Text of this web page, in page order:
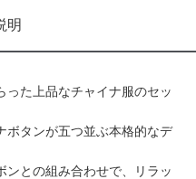
明
った上品なチャイナ服のセッ
ボタンが五つ並ぶ本格的なデ
ンとの組み合わせで、リラッ